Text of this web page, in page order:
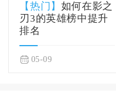
【热门】 如何在影之
刃3的英雄榜中提升
排名
05-09